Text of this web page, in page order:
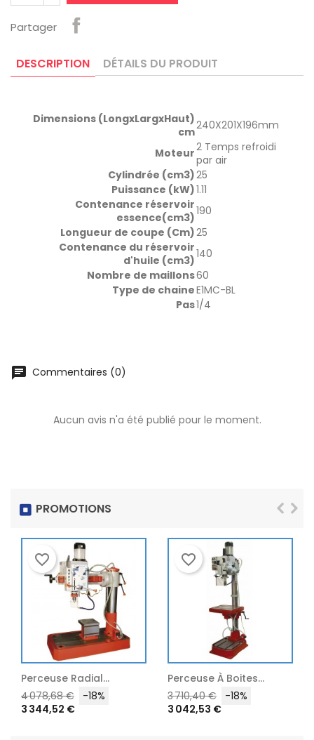
Partager
DESCRIPTION DÉTAILS DU PRODUIT
Dimensions (LongxLargxHaut)
cm240X201X196mm
Moteur2 Temps refroidi
par air
Cylindrée (cm3)25
Puissance (kW)1.11
Contenance réservoir
essence(cm3)190
Longueur de coupe (Cm)25
Contenance du réservoir
d'huile (cm3)140
Nombre de maillons60
Type de chaineE1MC-BL
Pas1/4
chat Commentaires (0)
Aucun avis n'a été publié pour le moment.
PROMOTIONS
Perceuse À Boites...
Prix
​​
3 710,40 € -18%
3 042,53 €
favorite_border
Perceuses À...
Prix
​​
1 166,76 € -18%
956,74 €
favorite_border